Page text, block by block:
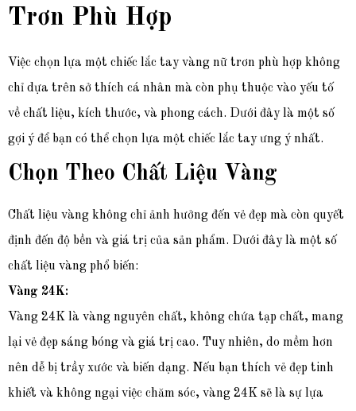
Trơn Phù Hợp
Việc chọn lựa một chiếc lắc tay vàng nữ trơn phù hợp không
chỉ dựa trên sở thích cá nhân mà còn phụ thuộc vào yếu tố
về chất liệu, kích thước, và phong cách. Dưới đây là một số
gợi ý để bạn có thể chọn lựa một chiếc lắc tay ưng ý nhất.
Chọn Theo Chất Liệu Vàng
Chất liệu vàng không chỉ ảnh hưởng đến vẻ đẹp mà còn quyết
định đến độ bền và giá trị của sản phẩm. Dưới đây là một số
chất liệu vàng phổ biến:
Vàng 24K:
Vàng 24K là vàng nguyên chất, không chứa tạp chất, mang
lại vẻ đẹp sáng bóng và giá trị cao. Tuy nhiên, do mềm hơn
nên dễ bị trầy xước và biến dạng. Nếu bạn thích vẻ đẹp tinh
khiết và không ngại việc chăm sóc, vàng 24K sẽ là sự lựa